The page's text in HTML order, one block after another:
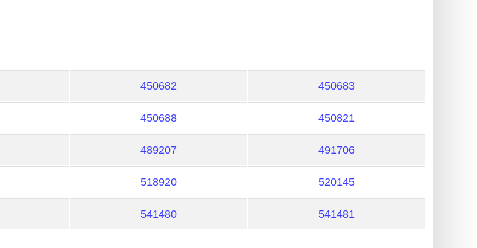
450682 450683
450688 450821
489207 491706
518920 520145
541480 541481